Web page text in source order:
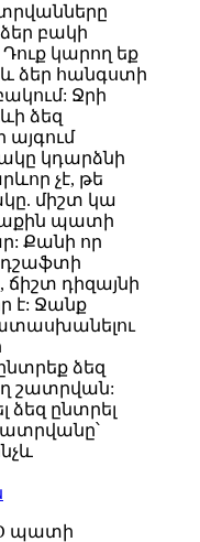
բակի
կարող եք
ձեր հանգստի
Ջրի
ձեզ
այգում
կդարձնի
չէ, թե
միշտ կա
պատի
Քանի որ
դիզայնի
է: Ջանք
ձեզ
շատրվան:
ձեզ ընտրել